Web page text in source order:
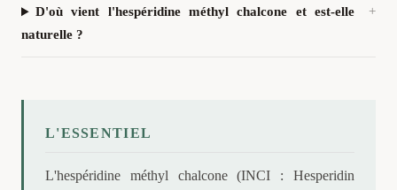
D'où vient l'hespéridine méthyl chalcone et est-elle
naturelle ?
L'ESSENTIEL
L'hespéridine méthyl chalcone (INCI : Hesperidin